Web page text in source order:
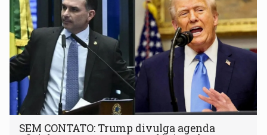
SEM CONTATO: Trump divulga agenda